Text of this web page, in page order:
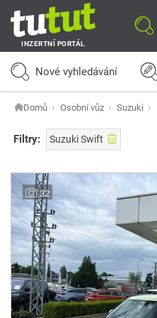
INZERTNÍ PORTÁL
Nové vyhledávání
Domů Osobní vůz Suzuki
Filtry: Suzuki Swift
32